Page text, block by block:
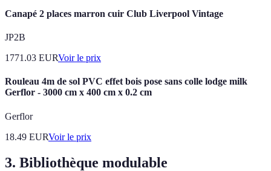
Canapé 2 places marron cuir Club Liverpool Vintage
JP2B
1771.03 EURVoir le prix
Rouleau 4m de sol PVC effet bois pose sans colle lodge milk
Gerflor - 3000 cm x 400 cm x 0.2 cm
Gerflor
18.49 EURVoir le prix
3. Bibliothèque modulable